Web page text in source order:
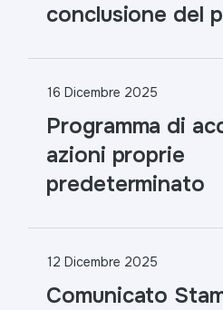
conclusione del
16 Dicembre 2025
Programma di
azioni proprie
predeterminato
12 Dicembre 2025
Comunicato